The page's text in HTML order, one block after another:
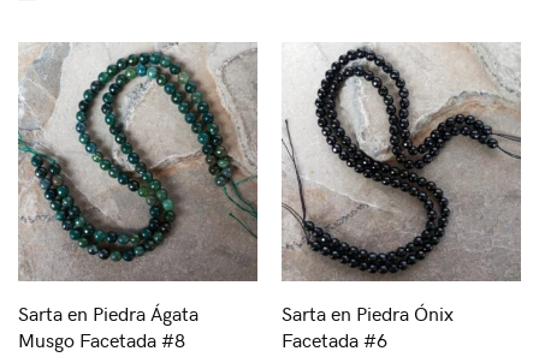
Sarta en Piedra Ágata
Musgo Facetada #8
Sarta en Piedra Ónix
Facetada #6